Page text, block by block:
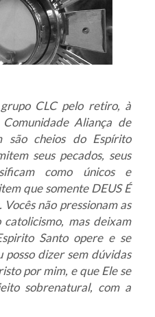
CLC pelo retiro, à
Aliança de
são cheios do Espírito
seus pecados, seus
como únicos e
que somente DEUS É
não pressionam as
mas deixam
Santo opere e se
posso dizer sem dúvidas
por mim, e que Ele se
sobrenatural, com a